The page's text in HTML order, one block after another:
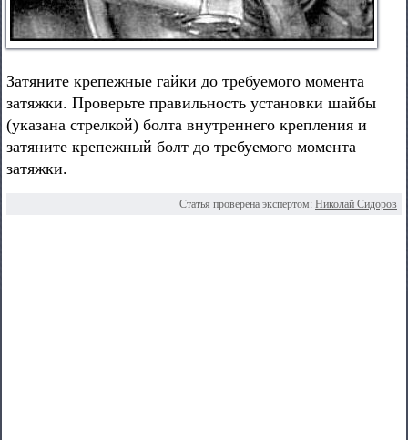
Затяните крепежные гайки до требуемого момента
затяжки. Проверьте правильность установки шайбы
(указана стрелкой) болта внутреннего крепления и
затяните крепежный болт до требуемого момента
затяжки.
Статья проверена экспертом: Николай Сидоров